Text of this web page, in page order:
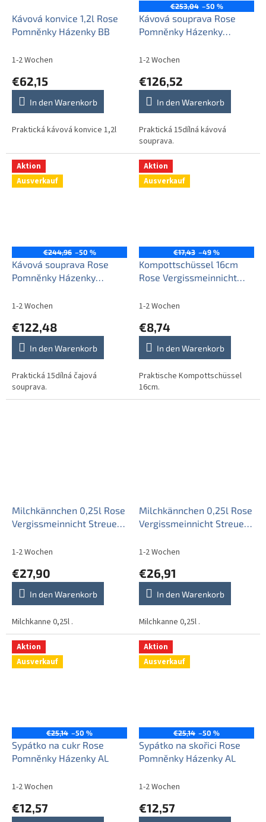
Kávová konvice 1,2l Rose
Pomněnky Házenky BB
1-2 Wochen
€62,15
In den Warenkorb
Praktická kávová konvice 1,2l
€253,04 –50 %
Kávová souprava Rose
Pomněnky Házenky
1-2 Wochen
€126,52
In den Warenkorb
Praktická 15dílná kávová
souprava.
Aktion
Ausverkauf
€244,96 –50 %
Kávová souprava Rose
Pomněnky Házenky
1-2 Wochen
€122,48
In den Warenkorb
Praktická 15dílná čajová
souprava.
Aktion
Ausverkauf
€17,43 –49 %
Kompottschüssel 16cm
Rose Vergissmeinnicht
1-2 Wochen
€8,74
In den Warenkorb
Praktische Kompottschüssel
16cm.
Milchkännchen 0,25l Rose
Vergissmeinnicht Streuer
1-2 Wochen
€27,90
In den Warenkorb
Milchkanne 0,25l .
Milchkännchen 0,25l Rose
Vergissmeinnicht Streuer
1-2 Wochen
€26,91
In den Warenkorb
Milchkanne 0,25l .
Aktion
Ausverkauf
€25,14 –50 %
Sypátko na cukr Rose
Pomněnky Házenky AL
1-2 Wochen
€12,57
Aktion
Ausverkauf
€25,14 –50 %
Sypátko na skořici Rose
Pomněnky Házenky AL
1-2 Wochen
€12,57